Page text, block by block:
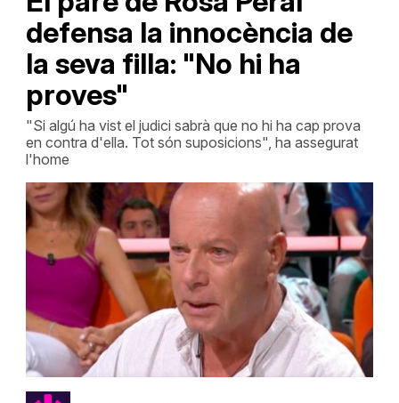
defensa la innocència de
la seva filla: "No hi ha
proves"
"Si algú ha vist el judici sabrà que no hi ha cap prova
en contra d'ella. Tot són suposicions", ha assegurat
l'home